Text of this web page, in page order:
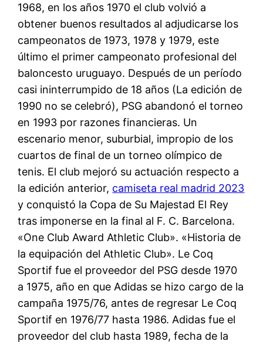
1968, en los años 1970 el club volvió a
obtener buenos resultados al adjudicarse los
campeonatos de 1973, 1978 y 1979, este
último el primer campeonato profesional del
baloncesto uruguayo. Después de un período
casi ininterrumpido de 18 años (La edición de
1990 no se celebró), PSG abandonó el torneo
en 1993 por razones financieras. Un
escenario menor, suburbial, impropio de los
cuartos de final de un torneo olímpico de
tenis. El club mejoró su actuación respecto a
la edición anterior, camiseta real madrid 2023
y conquistó la Copa de Su Majestad El Rey
tras imponerse en la final al F. C. Barcelona.
«One Club Award Athletic Club». «Historia de
la equipación del Athletic Club». Le Coq
Sportif fue el proveedor del PSG desde 1970
a 1975, año en que Adidas se hizo cargo de la
campaña 1975/76, antes de regresar Le Coq
Sportif en 1976/77 hasta 1986. Adidas fue el
proveedor del club hasta 1989, fecha de la